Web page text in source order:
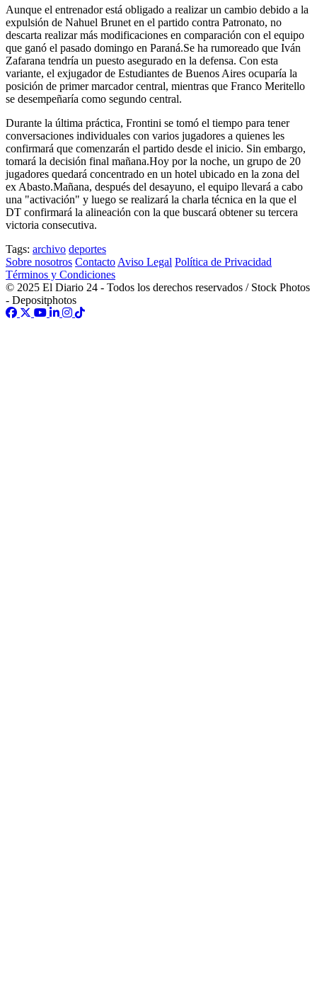
Aunque el entrenador está obligado a realizar un cambio debido a la
expulsión de Nahuel Brunet en el partido contra Patronato, no
descarta realizar más modificaciones en comparación con el equipo
que ganó el pasado domingo en Paraná.Se ha rumoreado que Iván
Zafarana tendría un puesto asegurado en la defensa. Con esta
variante, el exjugador de Estudiantes de Buenos Aires ocuparía la
posición de primer marcador central, mientras que Franco Meritello
se desempeñaría como segundo central.
Durante la última práctica, Frontini se tomó el tiempo para tener
conversaciones individuales con varios jugadores a quienes les
confirmará que comenzarán el partido desde el inicio. Sin embargo,
tomará la decisión final mañana.Hoy por la noche, un grupo de 20
jugadores quedará concentrado en un hotel ubicado en la zona del
ex Abasto.Mañana, después del desayuno, el equipo llevará a cabo
una "activación" y luego se realizará la charla técnica en la que el
DT confirmará la alineación con la que buscará obtener su tercera
victoria consecutiva.
Tags: archivo deportes
Sobre nosotros Contacto Aviso Legal Política de Privacidad
Términos y Condiciones
© 2025 El Diario 24 - Todos los derechos reservados / Stock Photos
- Depositphotos